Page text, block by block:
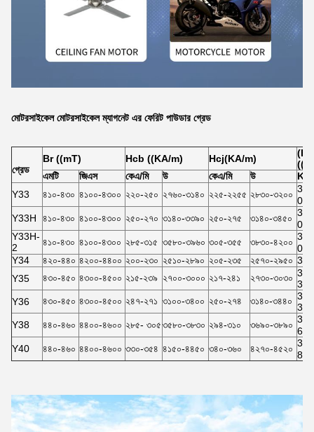
মোটরসাইকেল মোটরসাইকেল ম্যাগনেট এর ফেরিট পাউডার গ্রেড
গ্রেড
Br ((mT) Hcb ((KA/m) Hcj(KA/m)
এমটি
জিএস কেএ/মি উ কেএ/মি উ
Y33
৪১০-৪৩০ ৪১০০-৪৩০০ ২২০-২৫০ ২৭৬০-৩১৪০ ২২৫-২২৫৫ ২৮৩০-৩২০০
0
Y33H
৪১০-৪৩০ ৪১০০-৪৩০০ ২৫০-২৭০ ৩১৪০-৩৩৯০ ২৫০-২৭৫ ৩১৪০-৩৪৫০
0
Y33H-
2
৪১০-৪৩০ ৪১০০-৪৩০০ ২৮৫-৩১৫ ৩৫৮০-৩৯৬০ ৩০৫-৩৫৫ ৩৮৩০-৪২০০
0
Y34
৪২০-৪৪০ ৪২০০-৪৪০০ ২০০-২৩০ ২৫১০-২৮৯০ ২০৫-২৩৫ ২৫৭০-২৯৫০
Y35
৪৩০-৪৫০ ৪৩০০-৪৫০০ ২১৫-২৩৯ ২৭০০-৩০০০ ২১৭-২৪১ ২৭৩০-৩০৩০
Y36
৪৩০-৪৫০ ৪৩০০-৪৫০০ ২৪৭-২৭১ ৩১০০-৩৪০০ ২৫০-২৭৪ ৩১৪০-৩৪৪০
Y38
৪৪০-৪৬০ ৪৪০০-৪৬০০ ২৮৫- ৩০৫৩৫৮০-৩৮৩০ ২৯৪-৩১০ ৩৬৯০-৩৮৯০
6
Y40
৪৪০-৪৬০ ৪৪০০-৪৬০০ ৩৩০-৩৫৪ ৪১৫০-৪৪৫০ ৩৪০-৩৬০ ৪২৭০-৪৫২০
8